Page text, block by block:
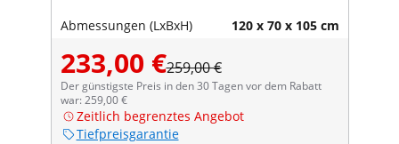
Abmessungen (LxBxH) 120 x 70 x 105 cm
233,00 €259,00 €
Der günstigste Preis in den 30 Tagen vor dem Rabatt
war: 259,00 €
Zeitlich begrenztes Angebot
Tiefpreisgarantie